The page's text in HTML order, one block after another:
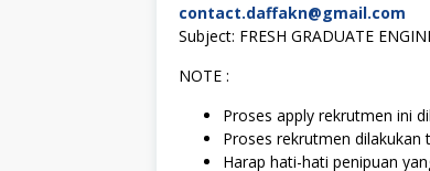
contact.daffakn@gmail.com
Subject: FRESH GRADUATE
NOTE :
Proses apply rekrutmen ini
Proses rekrutmen dilakukan
Harap hati-hati penipuan